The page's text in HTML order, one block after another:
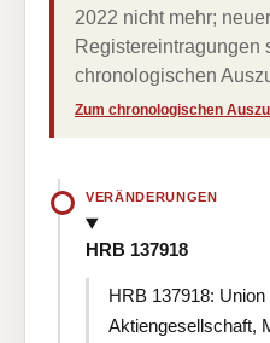
2022 nicht mehr;
Registereintragungen
chronologischen
Zum chronologischen
VERÄNDERUNGEN
HRB 137918
HRB 137918:
Aktiengesellschaft,